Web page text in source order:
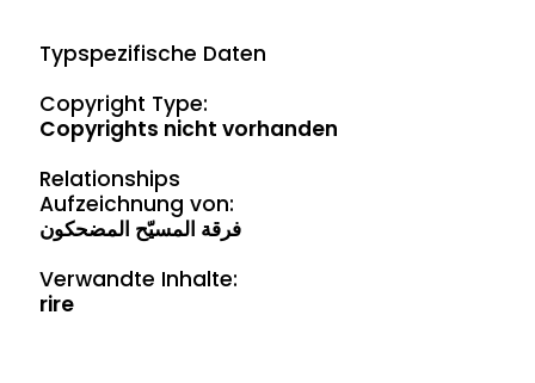
Typspezifische Daten
Copyright Type:
Copyrights nicht vorhanden
Relationships
Aufzeichnung von:
فرقة المسيّح المضحكون
Verwandte Inhalte:
rire